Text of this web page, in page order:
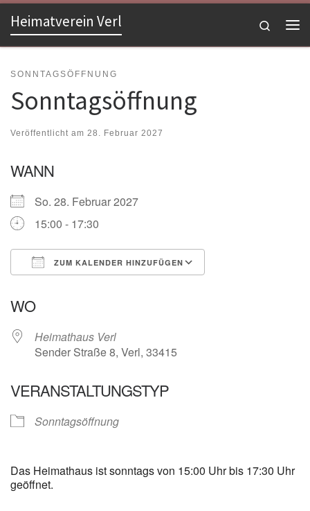
Zum Inhalt springen
Heimatverein Verl
Search
SONNTAGSÖFFNUNG
Sonntagsöffnung
Veröffentlicht am 28. Februar 2027
WANN
So. 28. Februar 2027
15:00 - 17:30
ZUM KALENDER HINZUFÜGEN
WO
Heimathaus Verl
Sender Straße 8, Verl, 33415
VERANSTALTUNGSTYP
Sonntagsöffnung
Das Heimathaus ist sonntags von 15:00 Uhr bis 17:30 Uhr
geöffnet.